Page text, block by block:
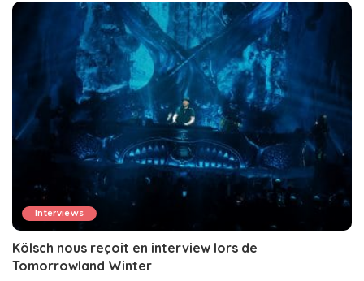
Interviews
Kölsch nous reçoit en interview lors de
Tomorrowland Winter